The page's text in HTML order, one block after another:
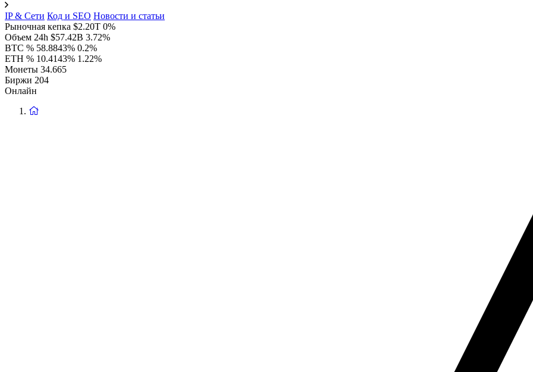
IP & Сети Код и SEO Новости и статьи
Рыночная кепка $2.20T 0%
Объем 24h $57.42B 3.72%
BTC % 58.8843% 0.2%
ETH % 10.4143% 1.22%
Монеты 34.665
Биржи 204
Онлайн